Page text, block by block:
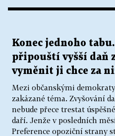
Konec jednoho tabu.
připouští vyšší daň
vyměnit ji chce za
Mezi občanskými
zakázané téma. Zvyšování
nebude přece trestat
daří. Jenže v posledních
Preference opoziční strany